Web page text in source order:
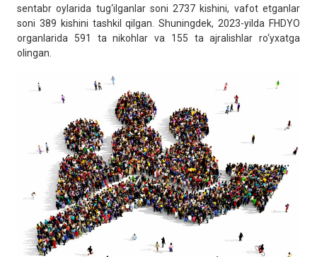
sentabr oylarida tug‘ilganlar soni 2737 kishini, vafot etganlar
soni 389 kishini tashkil qilgan. Shuningdek, 2023-yilda FHDYO
organlarida 591 ta nikohlar va 155 ta ajralishlar ro‘yxatga
olingan.